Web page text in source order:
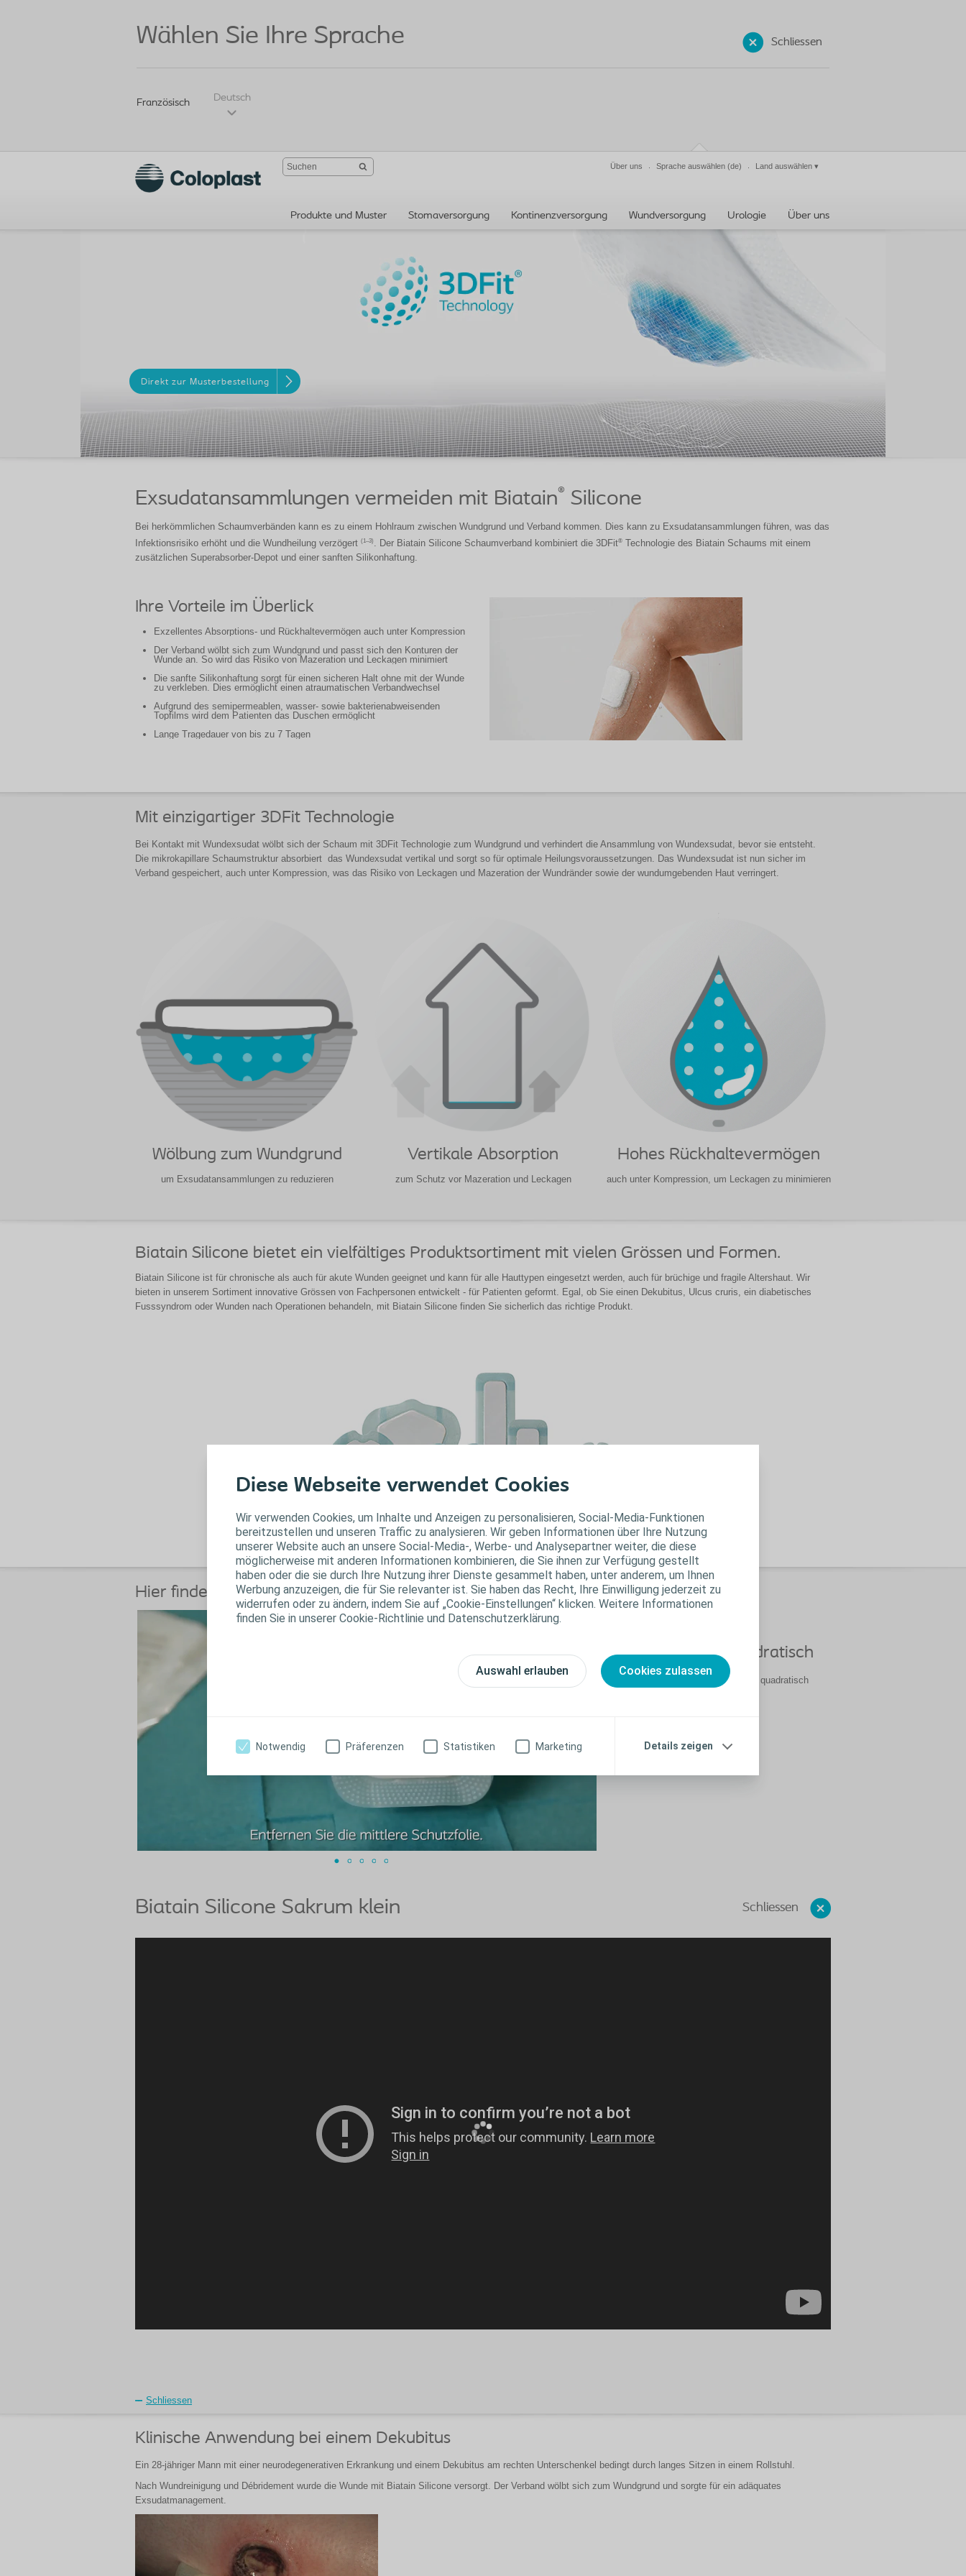
Diese Webseite verwendet Cookies
Wir verwenden Cookies, um Inhalte und Anzeigen zu personalisieren, Social-Media-Funktionen
bereitzustellen und unseren Traffic zu analysieren. Wir geben Informationen über Ihre Nutzung
unserer Website auch an unsere Social-Media-, Werbe- und Analysepartner weiter, die diese
möglicherweise mit anderen Informationen kombinieren, die Sie ihnen zur Verfügung gestellt
haben oder die sie durch Ihre Nutzung ihrer Dienste gesammelt haben, unter anderem, um Ihnen
Werbung anzuzeigen, die für Sie relevanter ist. Sie haben das Recht, Ihre Einwilligung jederzeit zu
widerrufen oder zu ändern, indem Sie auf „Cookie-Einstellungen“ klicken. Weitere Informationen
finden Sie in unserer Cookie-Richtlinie und Datenschutzerklärung.
Auswahl erlauben Cookies zulassen
Notwendig Präferenzen Statistiken Marketing Details zeigen
Schliessen
Wählen Sie Ihre Sprache
Französisch Deutsch
Über uns Sprache auswählen (de) Land auswählen ▾
Produkte und Muster Stomaversorgung Kontinenzversorgung Wundversorgung Urologie Über uns
Direkt zur Musterbestellung
Exsudatansammlungen vermeiden mit Biatain® Silicone
Bei herkömmlichen Schaumverbänden kann es zu einem Hohlraum zwischen Wundgrund und Verband kommen. Dies kann zu Exsudatansammlungen führen, was das
Infektionsrisiko erhöht und die Wundheilung verzögert (1–3) . Der Biatain Silicone Schaumverband kombiniert die 3DFit® Technologie des Biatain Schaums mit einem
zusätzlichen Superabsorber-Depot und einer sanften Silikonhaftung.
Ihre Vorteile im Überlick
Exzellentes Absorptions- und Rückhaltevermögen auch unter Kompression
Der Verband wölbt sich zum Wundgrund und passt sich den Konturen der
Wunde an. So wird das Risiko von Mazeration und Leckagen minimiert
Die sanfte Silikonhaftung sorgt für einen sicheren Halt ohne mit der Wunde
zu verkleben. Dies ermöglicht einen atraumatischen Verbandwechsel
Aufgrund des semipermeablen, wasser- sowie bakterienabweisenden
Topfilms wird dem Patienten das Duschen ermöglicht
Lange Tragedauer von bis zu 7 Tagen
Mit einzigartiger 3DFit Technologie
Bei Kontakt mit Wundexsudat wölbt sich der Schaum mit 3DFit Technologie zum Wundgrund und verhindert die Ansammlung von Wundexsudat, bevor sie entsteht.
Die mikrokapillare Schaumstruktur absorbiert das Wundexsudat vertikal und sorgt so für optimale Heilungsvoraussetzungen. Das Wundexsudat ist nun sicher im
Verband gespeichert, auch unter Kompression, was das Risiko von Leckagen und Mazeration der Wundränder sowie der wundumgebenden Haut verringert.
Wölbung zum Wundgrund
um Exsudatansammlungen zu reduzieren
Vertikale Absorption
zum Schutz vor Mazeration und Leckagen
Hohes Rückhaltevermögen
auch unter Kompression, um Leckagen zu minimieren
Biatain Silicone bietet ein vielfältiges Produktsortiment mit vielen Grössen und Formen.
Biatain Silicone ist für chronische als auch für akute Wunden geeignet und kann für alle Hauttypen eingesetzt werden, auch für brüchige und fragile Altershaut. Wir
bieten in unserem Sortiment innovative Grössen von Fachpersonen entwickelt - für Patienten geformt. Egal, ob Sie einen Dekubitus, Ulcus cruris, ein diabetisches
Fusssyndrom oder Wunden nach Operationen behandeln, mit Biatain Silicone finden Sie sicherlich das richtige Produkt.
Hier finden Sie Anwendungsvideos der verschiedenen Biatain Silicone Produkte
Biatain Silicone quadratisch
Die Anwendung von Biatain Silicone quadratisch
Schliessen
Biatain Silicone Sakrum klein
Schliessen
Klinische Anwendung bei einem Dekubitus
Ein 28-jähriger Mann mit einer neurodegenerativen Erkrankung und einem Dekubitus am rechten Unterschenkel bedingt durch langes Sitzen in einem Rollstuhl.
Nach Wundreinigung und Débridement wurde die Wunde mit Biatain Silicone versorgt. Der Verband wölbt sich zum Wundgrund und sorgte für ein adäquates
Exsudatmanagement.